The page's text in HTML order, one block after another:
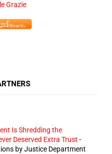
Grazie
Is Shredding the
Deserved Extra Trust -
by Justice Department